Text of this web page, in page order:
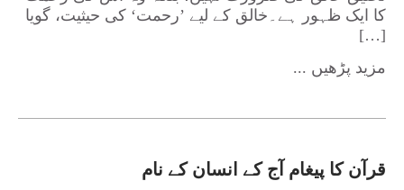
کا ایک ظہور ہے۔خالق کے لیے ’رحمت‘ کی حیثیت، گویا
[…]
... مزید پڑھیں
قرآن کا پیغام آج کے انسان کے نام